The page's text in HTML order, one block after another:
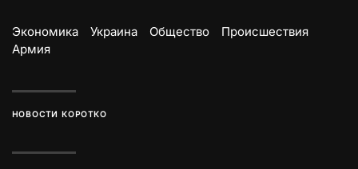
Экономика Украина Общество
Происшествия
Армия
НОВОСТИ КОРОТКО